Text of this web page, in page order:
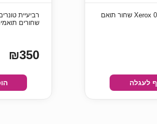
לעגלה
שחורים
₪350